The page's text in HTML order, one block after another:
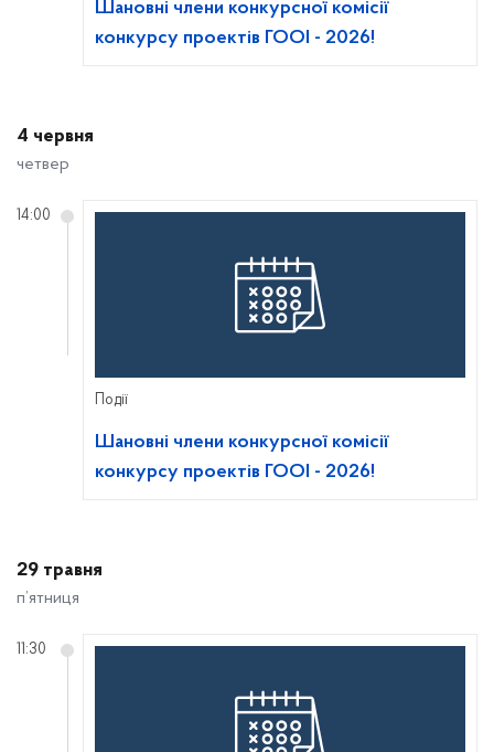
Шановні члени конкурсної комісії
конкурсу проектів ГООІ - 2026!
4 червня
четвер
Події
Шановні члени конкурсної комісії
конкурсу проектів ГООІ - 2026!
14:00
29 травня
п’ятниця
11:30